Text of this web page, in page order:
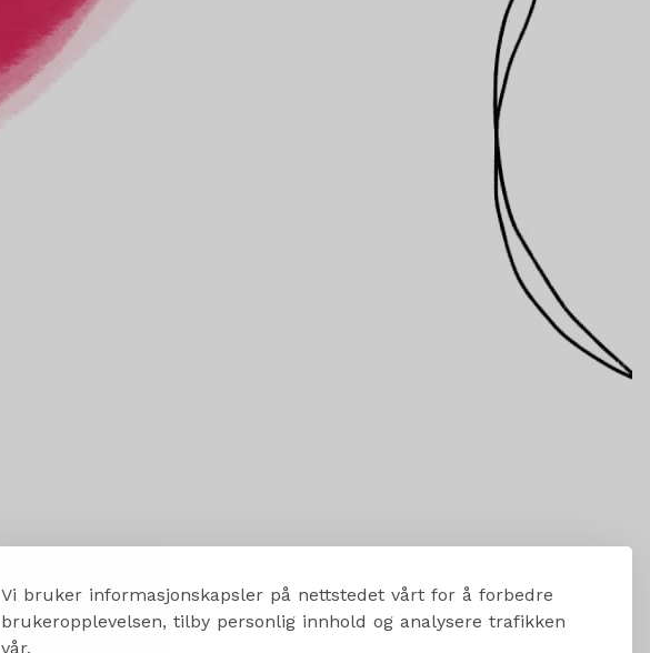
Vi bruker informasjonskapsler på nettstedet vårt for å forbedre
brukeropplevelsen, tilby personlig innhold og analysere trafikken
vår.